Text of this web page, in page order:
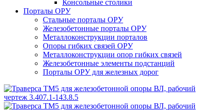
Консольные столики
Порталы ОРУ
Стальные порталы ОРУ
Железобетонные порталы ОРУ
Металлоконструкции порталов
Опоры гибких связей ОРУ
Металлоконструкции опор гибких связей
Железобетонные элементы подстанций
Порталы ОРУ для железных дорог